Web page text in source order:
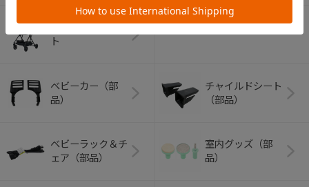
ショッピングカー
ト
ベビーカー（部
品）
チャイルドシート
（部品）
ベビーラック＆チ
ェア（部品）
室内グッズ（部
品）